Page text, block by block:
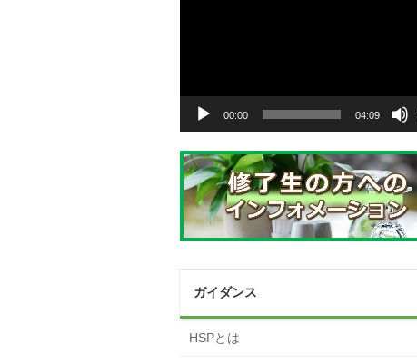
00:00 04:09
ガイダンス
HSPとは